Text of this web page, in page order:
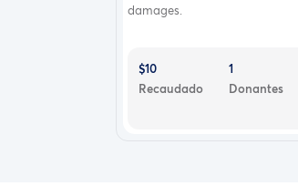
damages.
$10
Recaudado
1
Donantes